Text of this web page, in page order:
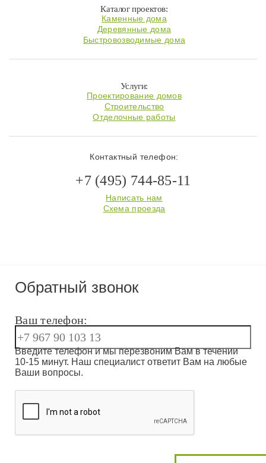
Каталог проектов:
Каменные дома
Деревянные дома
Быстровозводимые дома
Услуги:
Проектирование домов
Строительство
Отделочные работы
Контактный телефон:
+7 (495) 744-85-11
Написать нам
Схема проезда
Обратный звонок
Ваш телефон:
Введите телефон и мы перезвоним Вам в течении
10-15 минут. Наш специалист ответит Вам на любые
Ваши вопросы.